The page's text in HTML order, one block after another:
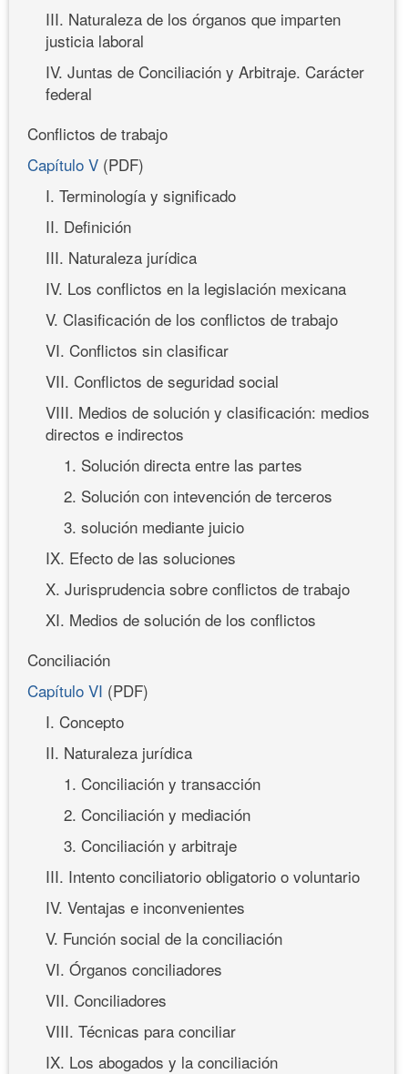
III. Naturaleza de los órganos que imparten
justicia laboral
IV. Juntas de Conciliación y Arbitraje. Carácter
federal
Conflictos de trabajo
Capítulo V (PDF)
I. Terminología y significado
II. Definición
III. Naturaleza jurídica
IV. Los conflictos en la legislación mexicana
V. Clasificación de los conflictos de trabajo
VI. Conflictos sin clasificar
VII. Conflictos de seguridad social
VIII. Medios de solución y clasificación: medios
directos e indirectos
1. Solución directa entre las partes
2. Solución con intevención de terceros
3. solución mediante juicio
IX. Efecto de las soluciones
X. Jurisprudencia sobre conflictos de trabajo
XI. Medios de solución de los conflictos
Conciliación
Capítulo VI (PDF)
I. Concepto
II. Naturaleza jurídica
1. Conciliación y transacción
2. Conciliación y mediación
3. Conciliación y arbitraje
III. Intento conciliatorio obligatorio o voluntario
IV. Ventajas e inconvenientes
V. Función social de la conciliación
VI. Órganos conciliadores
VII. Conciliadores
VIII. Técnicas para conciliar
IX. Los abogados y la conciliación